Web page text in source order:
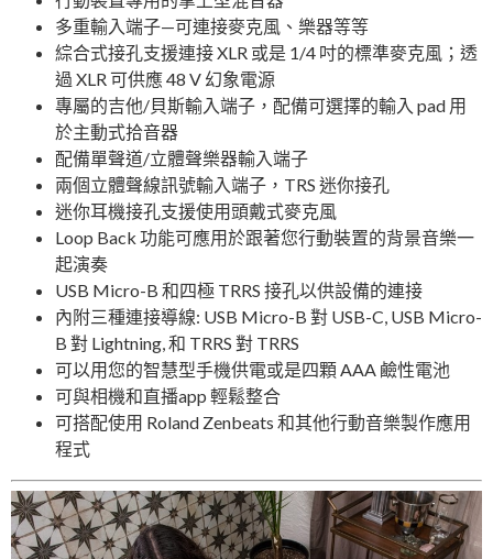
多重輸入端子—可連接麥克風、樂器等等
綜合式接孔支援連接 XLR 或是 1/4 吋的標準麥克風；透
過 XLR 可供應 48 V 幻象電源
專屬的吉他/貝斯輸入端子，配備可選擇的輸入 pad 用
於主動式拾音器
配備單聲道/立體聲樂器輸入端子
兩個立體聲線訊號輸入端子，TRS 迷你接孔
迷你耳機接孔支援使用頭戴式麥克風
Loop Back 功能可應用於跟著您行動裝置的背景音樂一
起演奏
USB Micro-B 和四極 TRRS 接孔以供設備的連接
內附三種連接導線: USB Micro-B 對 USB-C, USB Micro-
B 對 Lightning, 和 TRRS 對 TRRS
可以用您的智慧型手機供電或是四顆 AAA 鹼性電池
可與相機和直播app 輕鬆整合
可搭配使用 Roland Zenbeats 和其他行動音樂製作應用
程式